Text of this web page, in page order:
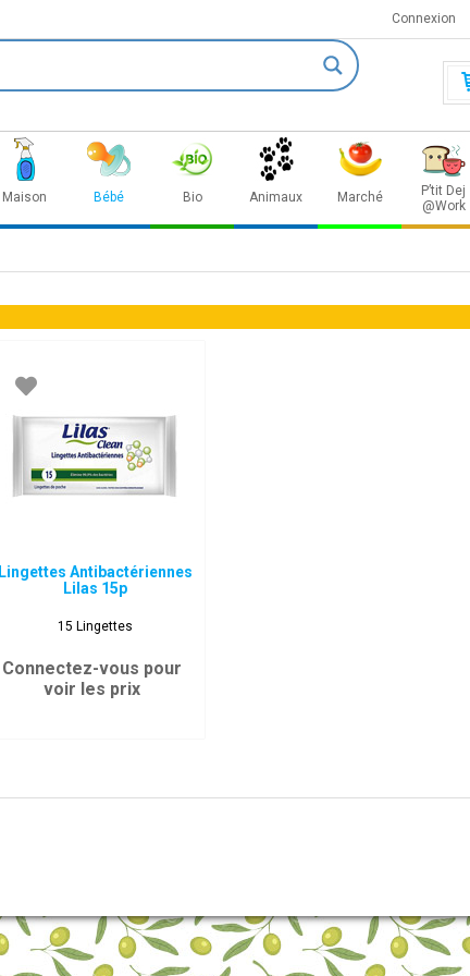
Connexion
Maison Bébé Bio Animaux Marché
P’tit Dej
@Work
Lingettes Antibactériennes
Lilas 15p
15 Lingettes
Connectez-vous pour
voir les prix